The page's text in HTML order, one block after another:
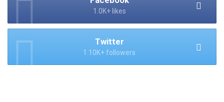
1.0K+ likes
Twitter
1.10K+ followers